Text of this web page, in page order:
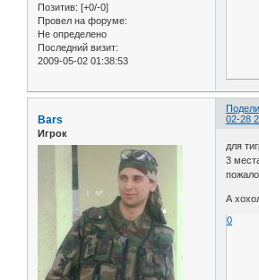
Позитив: [+0/-0]
Провел на форуме:
Не определено
Последний визит:
2009-05-02 01:38:53
02-28
Bars
Игрок
для
3
А
0